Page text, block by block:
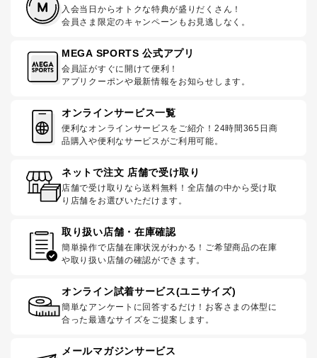
入会当日からオトクな特典が盛りだくさん！
会員さま限定のキャンペーンもお見逃しなく。
MEGA SPORTS 公式アプリ
会員証がすぐに開けて便利！
アプリクーポンや最新情報をお知らせします。
オンラインサービス一覧
便利なオンラインサービスをご紹介！24時間365日商
品購入や便利なサービスがご利用可能。
ネットで注文 店舗で受け取り
店舗で受け取りなら送料無料！全店舗の中から受け取
り店舗をお選びいただけます。
取り扱い店舗・在庫確認
簡単操作で店舗在庫状況がわかる！ご希望商品の在庫
や取り扱い店舗の確認ができます。
オンライン試着サービス(ユニサイズ)
簡単なアンケートに回答するだけ！お客さまの体型に
合った最適なサイズをご提案します。
メールマガジンサービス